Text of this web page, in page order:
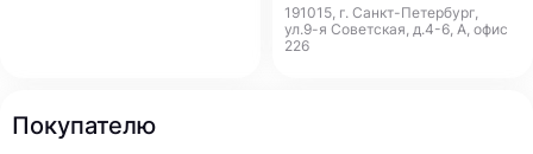
191015, г. Санкт-Петербург,
ул.9-я Советская, д.4-6, А, офис
226
Покупателю